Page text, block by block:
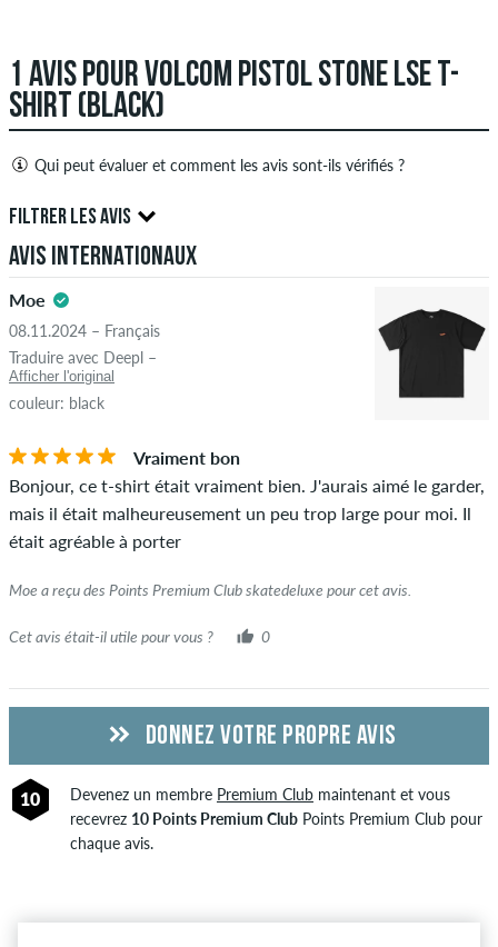
1 AVIS POUR VOLCOM PISTOL STONE LSE T-
SHIRT (BLACK)
Qui peut évaluer et comment les avis sont-ils vérifiés ?
Seules les personnes ayant un compte client skatedeluxe
peuvent créer des avis. Ceux-ci seront publiés après notre
examen. Nous publions des critiques positives et négatives.
violent la loi applicable ou les droits d'auteur ainsi que
contenant du spam et de la publicité de tiers ne seront pas
publiés. La note en étoiles d'un élément affiche la moyenne de
toutes les notes.
Si l'avis provient d'une personne qui a effectivement acheté
cet article, vous pouvez le voir grâce à l'encoche verte à côté
du nom avec les mots "achat vérifié". Pour ces personnes,
l'achat a été vérifié en fonction de leurs commandes. Pour les
avis sans encoche verte, nous ne pouvons pas garantir que la
personne possède réellement ou a possédé l'article.
FILTRER LES AVIS
5.0
ÉTOILES
Avis internationaux
Moe
08.11.2024 – Français
Traduire avec Deepl –
Afficher l'original
couleur: black
Vraiment bon
Bonjour, ce t-shirt était vraiment bien. J'aurais aimé le garder,
mais il était malheureusement un peu trop large pour moi. Il
était agréable à porter
Moe a reçu des Points Premium Club skatedeluxe pour cet avis.
Cet avis était-il utile pour vous ? 0
DONNEZ VOTRE PROPRE AVIS
10 Devenez un membre Premium Clubmaintenant et vous
recevrez 10 Points Premium ClubPoints Premium Club pour
chaque avis.